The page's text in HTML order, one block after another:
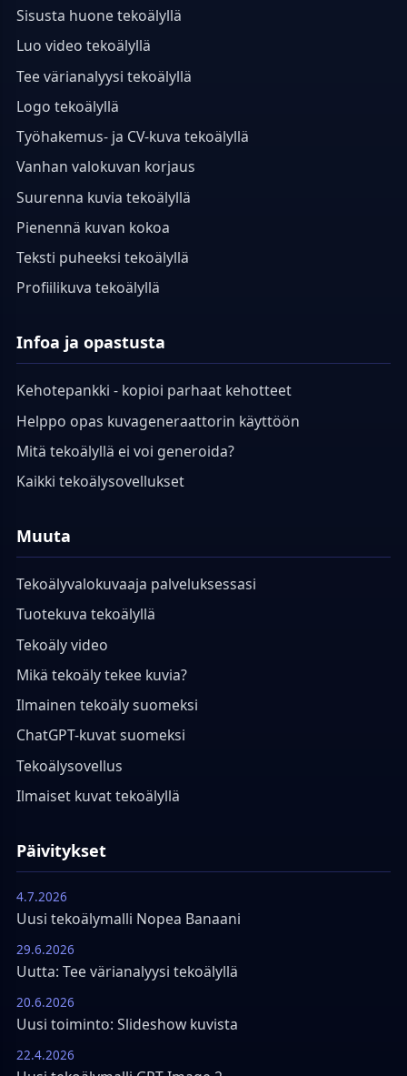
Sisusta huone tekoälyllä
Luo video tekoälyllä
Tee värianalyysi tekoälyllä
Logo tekoälyllä
Työhakemus- ja CV-kuva tekoälyllä
Vanhan valokuvan korjaus
Suurenna kuvia tekoälyllä
Pienennä kuvan kokoa
Teksti puheeksi tekoälyllä
Profiilikuva tekoälyllä
Infoa ja opastusta
Kehotepankki - kopioi parhaat kehotteet
Helppo opas kuvageneraattorin käyttöön
Mitä tekoälyllä ei voi generoida?
Kaikki tekoälysovellukset
Muuta
Tekoälyvalokuvaaja palveluksessasi
Tuotekuva tekoälyllä
Tekoäly video
Mikä tekoäly tekee kuvia?
Ilmainen tekoäly suomeksi
ChatGPT-kuvat suomeksi
Tekoälysovellus
Ilmaiset kuvat tekoälyllä
Päivitykset
4.7.2026
Uusi tekoälymalli Nopea Banaani
29.6.2026
Uutta: Tee värianalyysi tekoälyllä
20.6.2026
Uusi toiminto: Slideshow kuvista
22.4.2026